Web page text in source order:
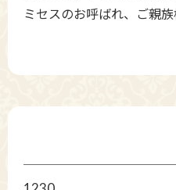
ミセスのお呼ばれ、ご親族